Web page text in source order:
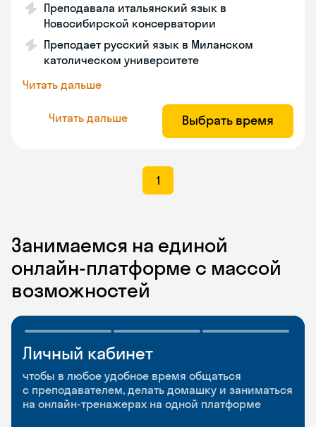
Преподавала итальянский язык в
Новосибирской консерватории
Преподает русский язык в Миланском
католическом университете
Читать дальше
Читать дальше Выбрать время
1
Занимаемся на единой
онлайн-платформе с массой
возможностей
Личный кабинет
чтобы в любое удобное время общаться
с преподавателем, делать домашку и заниматься
на онлайн-тренажерах на одной платформе
Мобильное
приложение
чтобы заниматься и изучать новые слова где
и когда удобно
Разговорные клубы
и Talks
Групповые занятия для разговорной практики
и индивидуальные встречи с преподавателями